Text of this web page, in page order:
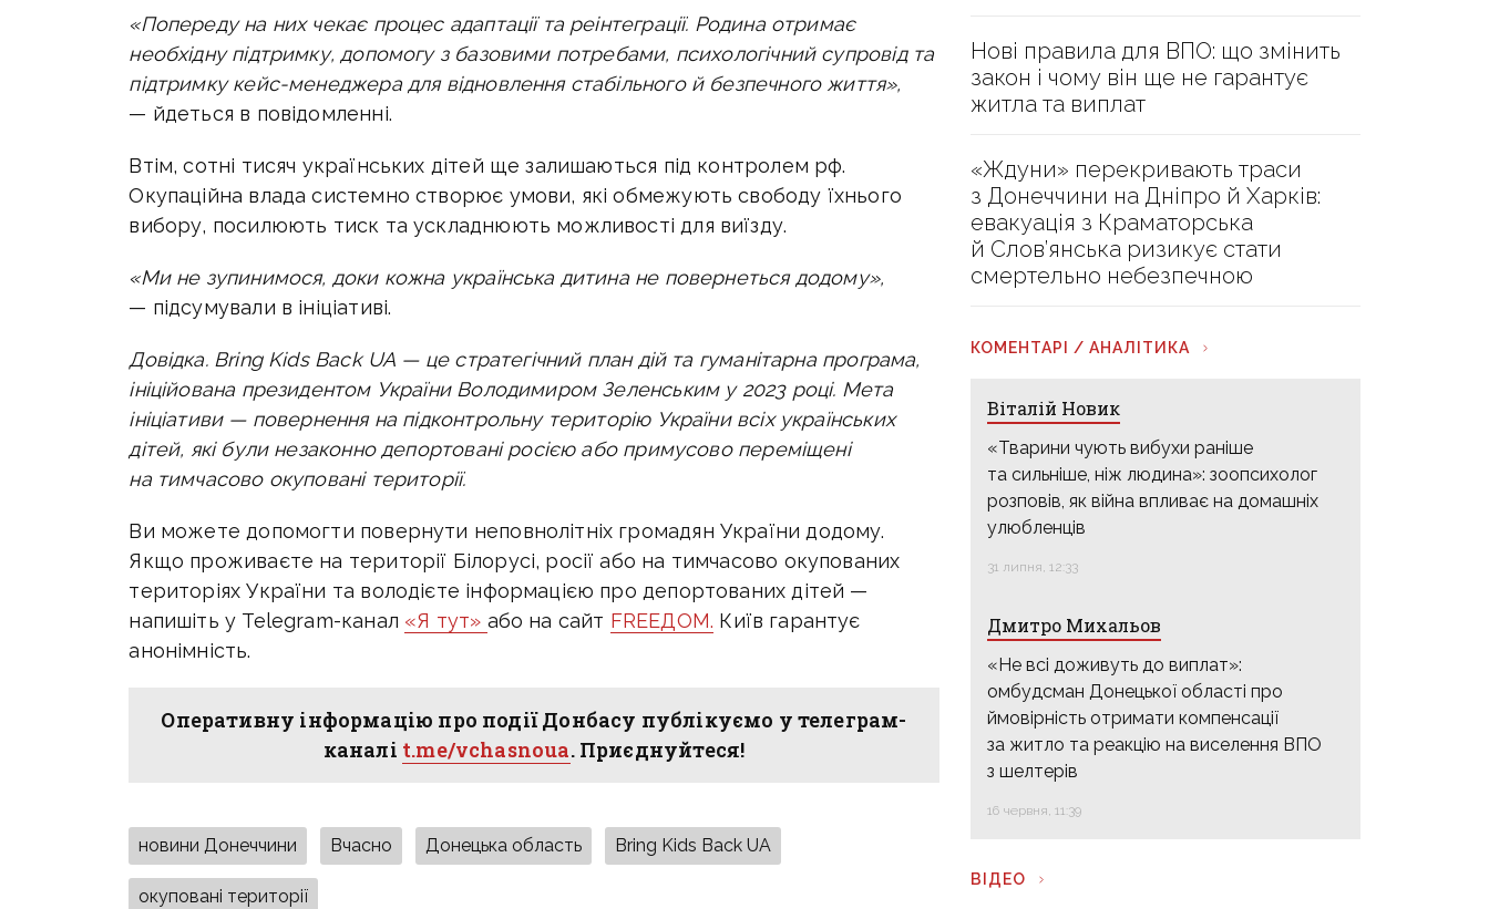
«Попереду на них чекає процес адаптації та реінтеграції. Родина отримає
необхідну підтримку, допомогу з базовими потребами, психологічний супровід та
підтримку кейс-менеджера для відновлення стабільного й безпечного життя»,
— йдеться в повідомленні.
Втім, сотні тисяч українських дітей ще залишаються під контролем рф.
Окупаційна влада системно створює умови, які обмежують свободу їхнього
вибору, посилюють тиск та ускладнюють можливості для виїзду.
«Ми не зупинимося, доки кожна українська дитина не повернеться додому»,
— підсумували в ініціативі.
Довідка. Bring Kids Back UA — це стратегічний план дій та гуманітарна програма,
ініційована президентом України Володимиром Зеленським у 2023 році. Мета
ініціативи — повернення на підконтрольну територію України всіх українських
дітей, які були незаконно депортовані росією або примусово переміщені
на тимчасово окуповані території.
Ви можете допомогти повернути неповнолітніх громадян України додому.
Якщо проживаєте на території Білорусі, росії або на тимчасово окупованих
територіях України та володієте інформацією про депортованих дітей —
напишіть у Telegram-канал «Я тут» або на сайт FREEДОМ. Київ гарантує
анонімність.
Оперативну інформацію про події Донбасу публікуємо у телеграм-
каналі t.me/vchasnoua. Приєднуйтеся!
новини Донеччини Вчасно Донецька область Bring Kids Back UA
окуповані території
Нові правила для ВПО: що змінить
закон і чому він ще не гарантує
житла та виплат
«Ждуни» перекривають траси
з Донеччини на Дніпро й Харків:
евакуація з Краматорська
й Слов’янська ризикує стати
смертельно небезпечною
КОМЕНТАРІ / АНАЛІТИКА
Віталій Новик
«Тварини чують вибухи раніше
та сильніше, ніж людина»: зоопсихолог
розповів, як війна впливає на домашніх
улюбленців
31 липня, 12:33
Дмитро Михальов
«Не всі доживуть до виплат»:
омбудсман Донецької області про
ймовірність отримати компенсації
за житло та реакцію на виселення ВПО
з шелтерів
16 червня, 11:39
ВІДЕО